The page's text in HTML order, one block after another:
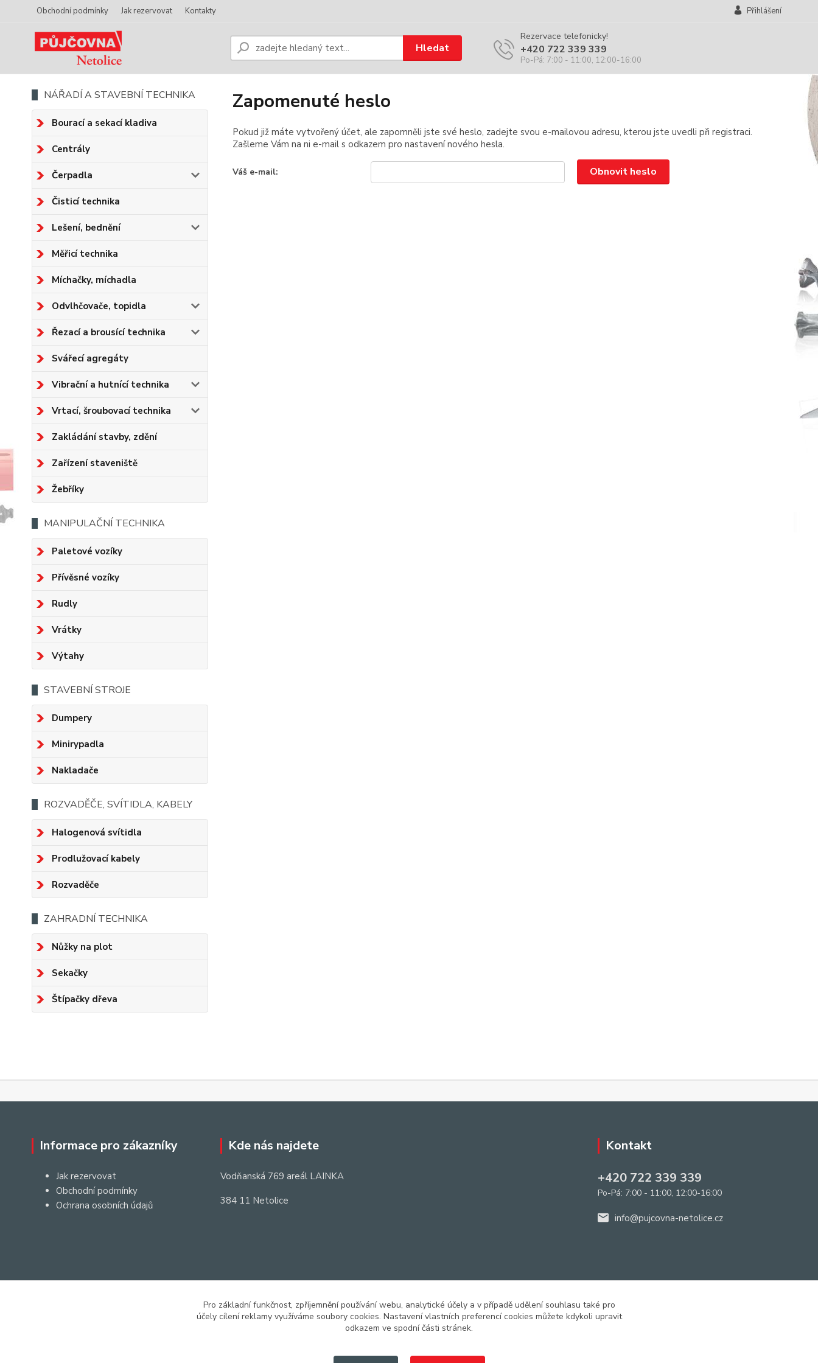
Obchodní podmínky Jak rezervovat Kontakty Přihlášení
Hledat
Rezervace telefonicky!
+420 722 339 339
Po-Pá: 7:00 - 11:00, 12:00-16:00
NÁŘADÍ A STAVEBNÍ TECHNIKA
Bourací a sekací kladiva
Centrály
Čerpadla
Čisticí technika
Lešení, bednění
Měřicí technika
Míchačky, míchadla
Odvlhčovače, topidla
Řezací a brousící technika
Svářecí agregáty
Vibrační a hutnící technika
Vrtací, šroubovací technika
Zakládání stavby, zdění
Zařízení staveniště
Žebříky
MANIPULAČNÍ TECHNIKA
Paletové vozíky
Přívěsné vozíky
Rudly
Vrátky
Výtahy
STAVEBNÍ STROJE
Dumpery
Minirypadla
Nakladače
ROZVADĚČE, SVÍTIDLA, KABELY
Halogenová svítidla
Prodlužovací kabely
Rozvaděče
ZAHRADNÍ TECHNIKA
Nůžky na plot
Sekačky
Štípačky dřeva
Zapomenuté heslo
Pokud již máte vytvořený účet, ale zapomněli jste své heslo, zadejte svou e-mailovou adresu, kterou jste uvedli při registraci.
Zašleme Vám na ni e-mail s odkazem pro nastavení nového hesla.
Váš e-mail: Obnovit heslo
Informace pro zákazníky
Jak rezervovat
Obchodní podmínky
Ochrana osobních údajů
Kde nás najdete
Vodňanská 769 areál LAINKA
384 11 Netolice
Kontakt
+420 722 339 339
Po-Pá: 7:00 - 11:00, 12:00-16:00
info@pujcovna-netolice.cz
Upravit sběr cookies.
Pro základní funkčnost, zpříjemnění používání webu, analytické účely a v případě udělení souhlasu také pro
účely cílení reklamy využíváme soubory cookies. Nastavení vlastních preferencí cookies můžete kdykoli upravit
odkazem ve spodní části stránek.